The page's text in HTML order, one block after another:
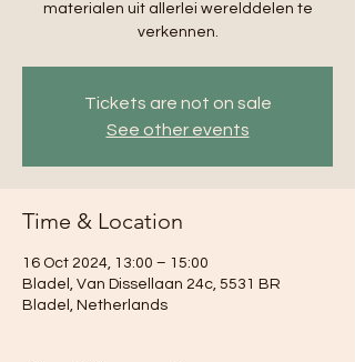
materialen uit allerlei werelddelen te
verkennen.
Tickets are not on sale
See other events
Time & Location
16 Oct 2024, 13:00 – 15:00
Bladel, Van Dissellaan 24c, 5531 BR
Bladel, Netherlands